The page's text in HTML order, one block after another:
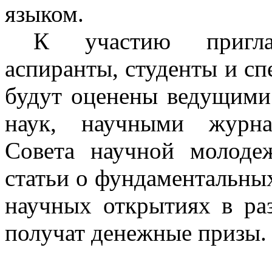
языком.
К участию
аспиранты, студенты и
будут оценены
наук, научными
Совета научной
статьи о
научных открытиях в
получат денежные призы.